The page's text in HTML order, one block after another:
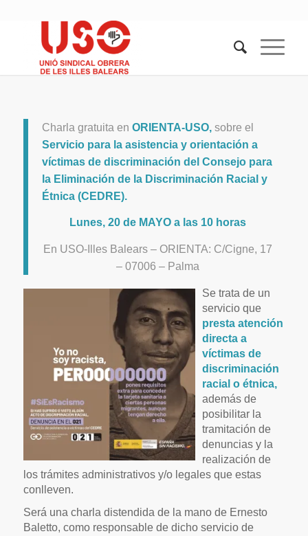
Charla gratuita en ORIENTA-USO,sobre el
Servicio para la asistencia y orientación a
víctimas de discriminación del Consejo para
la Eliminación de la Discriminación Racial y
Étnica (CEDRE).
Lunes, 20 de MAYO a las 10 horas
En USO-Illes Balears – ORIENTA: C/Cigne, 17
– 07006 – Palma
Se trata de un
servicio que
presta atención
directa a
víctimas de
discriminación
racial o étnica,
además de
posibilitar la
tramitación de
denuncias y la
realización de
los trámites administrativos y/o legales que estas
conlleven.
Será una charla distendida de la mano de Ernesto
Baletto, como responsable de dicho servicio de